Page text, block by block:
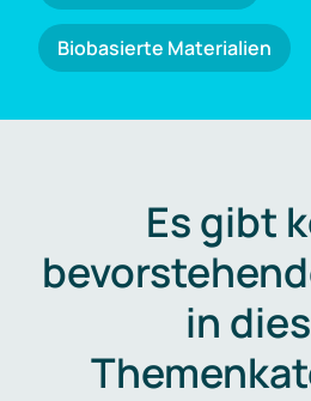
Biobasierte Materialien
Es gibt
in